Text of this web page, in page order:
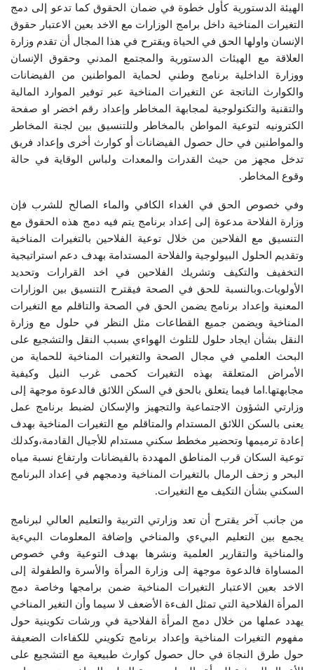
الهيئة الدستورية كأول خطوة في ضمان الحقوق كما تدعو إلى دمج
التغيرات المناخية داخل برامج الوزارات مع الاخد بعين الاعتبار حقوق
الإنسان واولها الحق في الحياة ويقترح في هذا المجال أن تقدم وزارة
العلاقة مع الهيئات الدستورية والمجتمع المدني وحقوق الإنسان
ووزارة الداخلية برنامج وطني لحماية المواطنين من الفيضانات
والكوارث الناتجة عن التغيرات المناخية عبر توفير الموارد المالية
والتقنية والتكنولوجية لمجابهة المخاطر وإعداد رقم اخضر او صفحة
الكترونيه لتوعية المواطن بالمخاطر وللتنسيق بين لجنة المخاطر
والمواطنين في حال حصول الفيضانات أو كوارث أخرى وإعداد فريق
تدخل مجهز من حيث القدرات والمعدات ولباس الوقاية في حالة
وقوع المخاطر.
وفي خصوص الحق في الغداء الكافي والماء الصالح للشرب فإن
وزارة الفلاحة مدعوة إلى إعداد برنامج يتم فيه دمج هذه الحقوق مع
التنسيق مع الفلاحين من خلال توعية الفلاحين بالتغيرات المناخية
وتقديم الحلول البيولوجية والفلاحة المستدامة بهدف دعم استراتيجية
التخفيف والتكيف وتشريك الفلاحين في اخد القرارات وتحديد
الأولويات.وبالنسبة للحق في الصحة فيقترح التنسيق بين الوزارات
المعنية وإعداد برنامج يضمن الحق في الصحة والتاقلم مع التغيرات
المناخية ويضمن جميع القطاعات مثل النظر في حلول مع وزارة
النقل بشأن ايجاد حلول للتلوث الهواءي بسبب النقل والتشجيع على
البحث العلمي في مجال الصحة والتغيرات المناخية للحماية من
الأمراض المتعلقة بهذه التغيرات كحمى غرب النيل وكيفية
مجابهتها.اما فيما يتعلق بالحق في السكن اللائق فالدعوة موجهة إلى
وزارتي الشؤون الاجتماعية والتجهيز والإسكان لضبط برنامج عمل
يعنى بالسكن اللائق المستدام والمتاقلم مع التغيرات المناخية بهدف
إعادة ترميمها وتحضير مخطط سكني مستدام للأجيال القادمة،وكدلك
توعية السكان قرب المناطق المهددة بالفيضانات وارتفاع نسبة مياه
البحر و زحف الرمال بالتغيرات المناخية ودمجهم في إعداد البرنامج
السكني بشأن التكيف مع التغيرات.
من جانب آخر يقترح أن تعد وزارتي التربية والتعليم العالي لبرنامج
يجمع بين التعليم البيءي والمناخي وإضافة المعلومات البيءية
والمناخية والتقارير العلمية ونشرها بهدف التوعية وفي خصوص
المساواة فالدعوة موجهة إلى وزارة المرأة والأسرة والطفولة إلى
الاخد بعين الاعتبار التغيرات المناخية ضمن برامجها وخاصة دمج
المرأة الفلاحية التي تمثل الفءة الأضعف لا سيما وأن التغير المناخي
يهدد عملها من خلال دمج المرأة الفلاحية في ورشات تكوينية حول
مفهوم التغيرات المناخية وإعداد برنامج تكويني للكفاءات الضعيفة
حول طرق النجاة في حال حصول كوارث طبيعية مع التشجيع على